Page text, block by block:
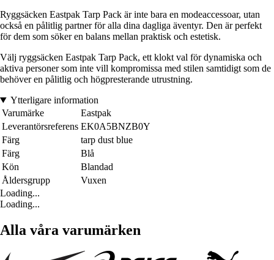
Ryggsäcken Eastpak Tarp Pack är inte bara en modeaccessoar, utan
också en pålitlig partner för alla dina dagliga äventyr. Den är perfekt
för dem som söker en balans mellan praktisk och estetisk.
Välj ryggsäcken Eastpak Tarp Pack, ett klokt val för dynamiska och
aktiva personer som inte vill kompromissa med stilen samtidigt som de
behöver en pålitlig och högpresterande utrustning.
Ytterligare information
Varumärke
Eastpak
Leverantörsreferens EK0A5BNZB0Y
Färg
tarp dust blue
Färg
Blå
Kön
Blandad
Åldersgrupp
Vuxen
Loading...
Loading...
Alla våra varumärken